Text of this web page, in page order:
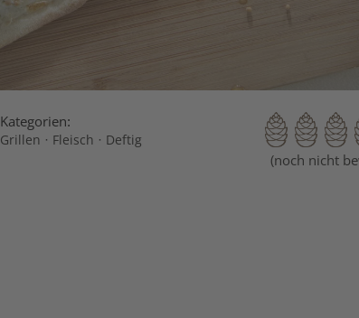
Kategorien:
Grillen · Fleisch · Deftig
(noch nicht